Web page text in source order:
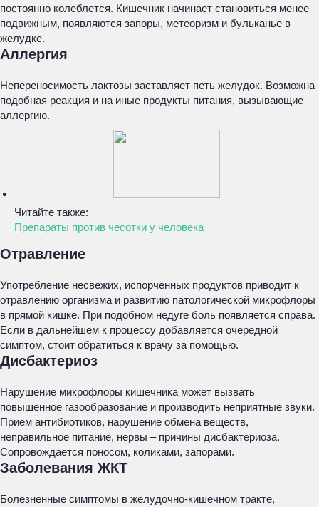
постоянно колеблется. Кишечник начинает становиться менее
подвижным, появляются запоры, метеоризм и бульканье в
желудке.
Аллергия
Непереносимость лактозы заставляет петь желудок. Возможна
подобная реакция и на иные продукты питания, вызывающие
аллергию.
Читайте также:
Препараты против чесотки у человека
Отравление
Употребление несвежих, испорченных продуктов приводит к
отравлению организма и развитию патологической микрофлоры
в прямой кишке. При подобном недуге боль появляется справа.
Если в дальнейшем к процессу добавляется очередной
симптом, стоит обратиться к врачу за помощью.
Дисбактериоз
Нарушение микрофлоры кишечника может вызвать
повышенное газообразование и производить неприятные звуки.
Прием антибиотиков, нарушение обмена веществ,
неправильное питание, нервы – причины дисбактериоза.
Сопровождается поносом, коликами, запорами.
Заболевания ЖКТ
Болезненные симптомы в желудочно-кишечном тракте,